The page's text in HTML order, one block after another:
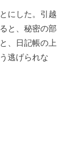
にした。引越
と、秘密の部
、日記帳の上
逃げられな